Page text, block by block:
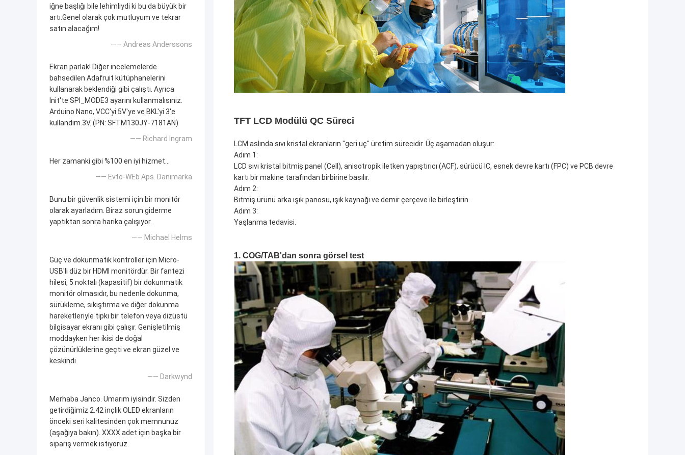
iğne başlığı bile lehimliydi ki bu da büyük bir
artı.Genel olarak çok mutluyum ve tekrar
satın alacağım!
—— Andreas Anderssons
Ekran parlak! Diğer incelemelerde
bahsedilen Adafruit kütüphanelerini
kullanarak beklendiği gibi çalıştı. Ayrıca
Init'te SPI_MODE3 ayarını kullanmalısınız.
Arduino Nano, VCC'yi 5V'ye ve BKL'yi 3'e
kullandım.3V. (PN: SFTM130JY-7181AN)
—— Richard Ingram
Her zamanki gibi %100 en iyi hizmet...
—— Evto-WEb Aps. Danimarka
Bunu bir güvenlik sistemi için bir monitör
olarak ayarladım. Biraz sorun giderme
yaptıktan sonra harika çalışıyor.
—— Michael Helms
Güç ve dokunmatik kontroller için Micro-
USB'li düz bir HDMI monitördür. Bir fantezi
hilesi, 5 noktalı (kapasitif) bir dokunmatik
monitör olmasıdır, bu nedenle dokunma,
sürükleme, sıkıştırma ve diğer dokunma
hareketleriyle tıpkı bir telefon veya dizüstü
bilgisayar ekranı gibi çalışır. Genişletilmiş
moddayken her ikisi de doğal
çözünürlüklerine geçti ve ekran güzel ve
keskindi.
—— Darkwynd
Merhaba Janco. Umarım iyisindir. Sizden
getirdiğimiz 2.42 inçlik OLED ekranların
önceki seri kalitesinden çok memnunuz
(aşağıya bakın). XXXX adet için başka bir
sipariş vermek istiyoruz.
TFT LCD Modülü QC Süreci
LCM aslında sıvı kristal ekranların "geri uç" üretim sürecidir. Üç aşamadan oluşur:
Adım 1:
LCD sıvı kristal bitmiş panel (Cell), anisotropik iletken yapıştırıcı (ACF), sürücü IC, esnek devre kartı (FPC) ve PCB devre
kartı bir makine tarafından birbirine basılır.
Adım 2:
Bitmiş ürünü arka ışık panosu, ışık kaynağı ve demir çerçeve ile birleştirin.
Adım 3:
Yaşlanma tedavisi.
1. COG/TAB'dan sonra görsel test